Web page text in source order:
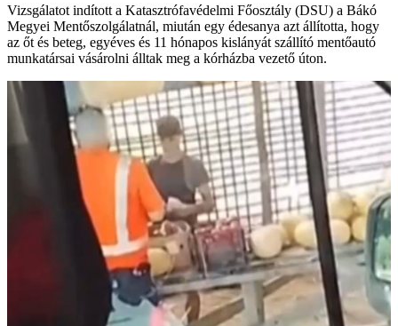
Vizsgálatot indított a Katasztrófavédelmi Főosztály (DSU) a Bákó
Megyei Mentőszolgálatnál, miután egy édesanya azt állította, hogy
az őt és beteg, egyéves és 11 hónapos kislányát szállító mentőautó
munkatársai vásárolni álltak meg a kórházba vezető úton.